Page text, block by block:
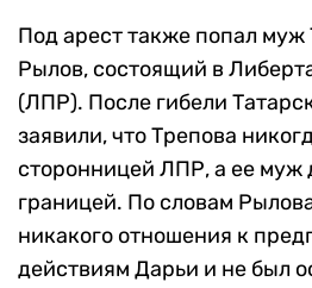
Под арест также попал
Рылов, состоящий в
(ЛПР). После гибели
заявили, что Трепова
сторонницей ЛПР, а ее муж
границей. По словам
никакого отношения к
действиям Дарьи и не был